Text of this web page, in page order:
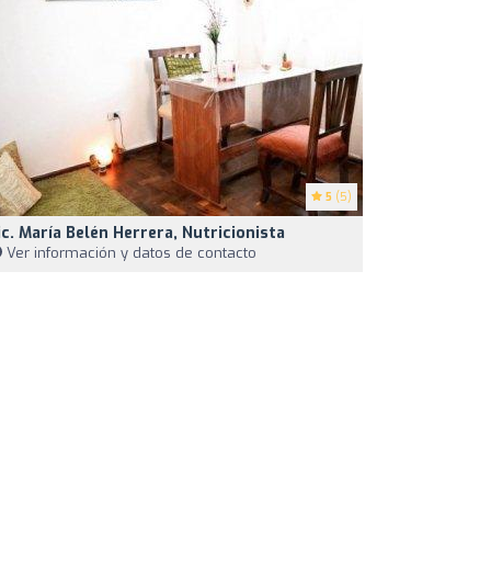
5 (5)
María Belén Herrera, Nutricionista
Ver información y datos de contacto